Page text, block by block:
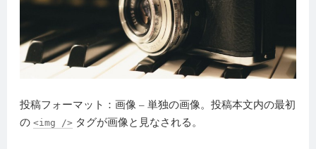
投稿フォーマット：画像 – 単独の画像。投稿本文内の最初
の <img /> タグが画像と見なされる。